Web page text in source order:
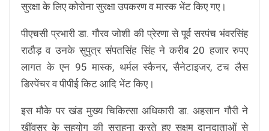
सुरक्षा के लिए कोरोना सुरक्षा उपकरण व मास्क भेंट किए गए।
पीएचसी प्रभारी डा. गौरव जोशी की प्रेरणा से पूर्व सरपंच भंवरसिंह
राठौड़ व उनके सुपुत्र संपतसिंह सिंह ने करीब 20 हजार रुपए
लागत के एन 95 मास्क, थर्मल स्कैनर, सैनेटाइजर, टच लैस
डिस्पेंचर व पीपीई किट आदि भेंट किए।
इस मौके पर खंड मुख्य चिकित्सा अधिकारी डा. अहसान गौरी ने
खींवसर के सहयोग की सराहना करते हुए सक्षम दानदाताओं से